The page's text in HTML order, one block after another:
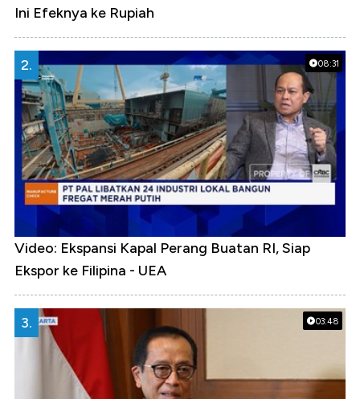
Ini Efeknya ke Rupiah
08:31
2.
Video: Ekspansi Kapal Perang Buatan RI, Siap
Ekspor ke Filipina - UEA
03:48
3.